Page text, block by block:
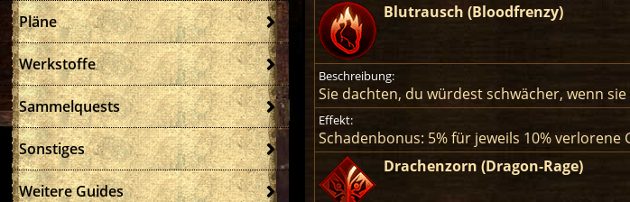
Pläne
Werkstoffe
Sammelquests
Sonstiges
Weitere Guides
Blutrausch (Bloodfrenzy)
Beschreibung:
Sie dachten, du würdest schwächer, wenn
Effekt:
Schadenbonus: 5% für jeweils 10% verlorene
Drachenzorn (Dragon-Rage)